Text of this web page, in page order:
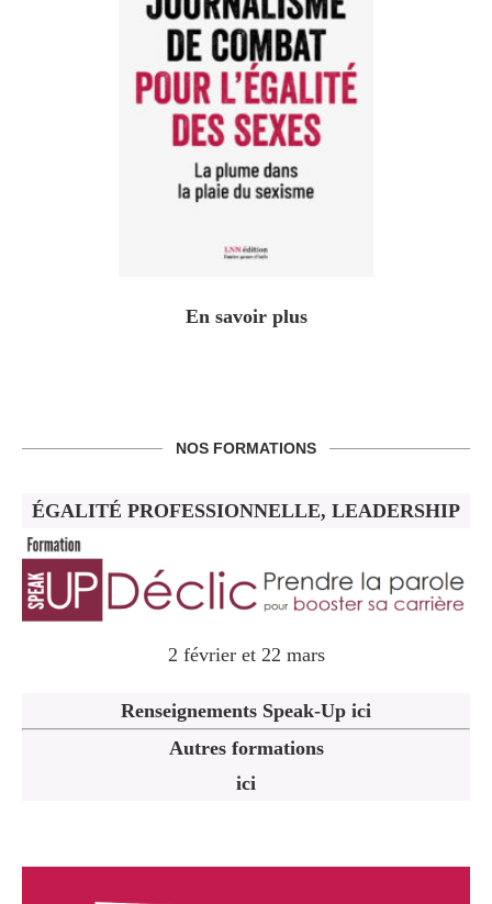
En savoir plus
NOS FORMATIONS
ÉGALITÉ PROFESSIONNELLE, LEADERSHIP
2 février et 22 mars
Renseignements Speak-Up ici
Autres formations
ici